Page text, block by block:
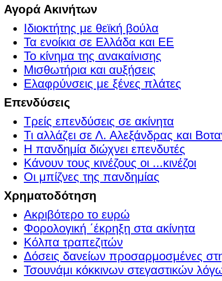
Αγορά Ακινήτων
Ιδιοκτήτης με θεϊκή βούλα
Τα ενοίκια σε Ελλάδα και ΕΕ
Το κίνημα της ανακαίνισης
Μισθωτήρια και αυξήσεις
Ελαφρύνσεις με ξένες πλάτες
Επενδύσεις
Τρείς επενδύσεις σε ακίνητα
Τι αλλάζει σε Λ. Αλεξάνδρας και
Η πανδημία διώχνει επενδυτές
Κάνουν τους κινέζους οι ...κινέζοι
Οι μπίζνες της πανδημίας
Χρηματοδότηση
Ακριβότερο το ευρώ
Φορολογική ΄έκρηξη στα ακίνητα
Κόλπα τραπεζιτών
Δόσεις δανείων προσαρμοσμένες
Τσουνάμι κόκκινων στεγαστικών